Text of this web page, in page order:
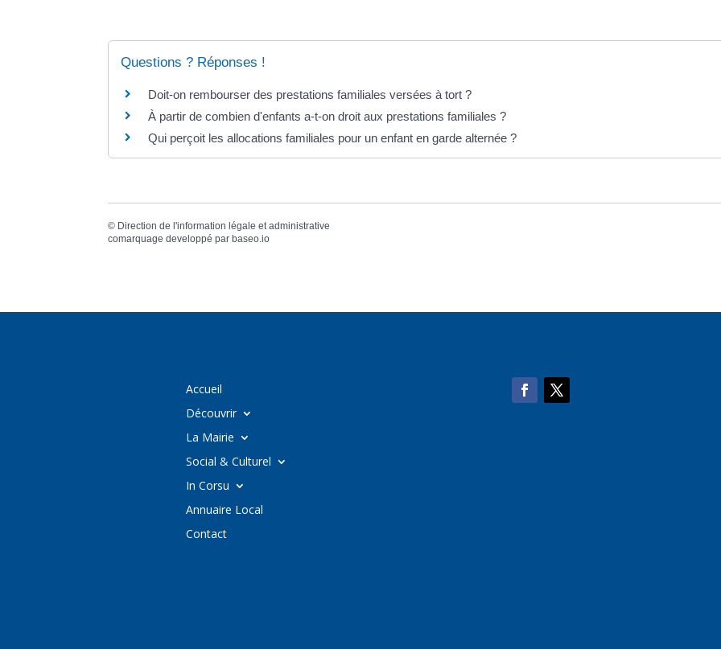
Questions ? Réponses !
Doit-on rembourser des prestations familiales versées à tort ?
À partir de combien d'enfants a-t-on droit aux prestations familiales ?
Qui perçoit les allocations familiales pour un enfant en garde alternée ?
© Direction de l'information légale et administrative
comarquage developpé par baseo.io
Accueil
Découvrir
La Mairie
Social & Culturel
In Corsu
Annuaire Local
Contact